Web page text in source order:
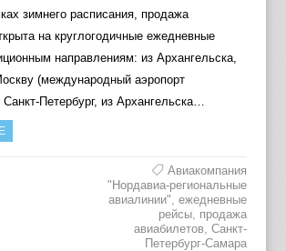
зимнего расписания, продажа
на круглогодичные ежедневные
направлениям: из Архангельска,
(международный аэропорт
Петербург, из Архангельска…
Авиакомпания
"Нордавиа-региональные
авиалинии",ежедневные
рейсы, продажа
авиабилетов,Санкт-
Петербург-Самара